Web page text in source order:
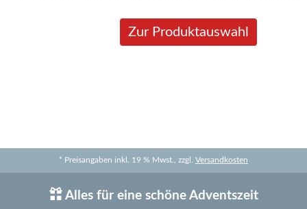
Zur Produktauswahl
* Preisangaben inkl. 19 % Mwst., zzgl. Versandkosten
Alles für eine schöne Adventszeit